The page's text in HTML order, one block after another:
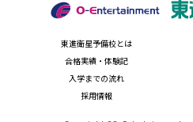
東進衛星予備校とは
合格実績・体験記
入学までの流れ
採用情報